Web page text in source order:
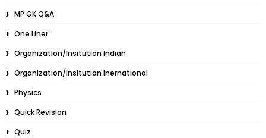
MP GK Q&A
One Liner
Organization/Insitution Indian
Organization/Insitution Inernational
Physics
Quick Revision
Quiz